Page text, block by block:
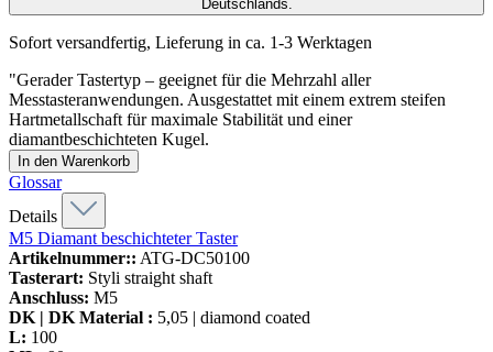
Deutschlands.
Sofort versandfertig, Lieferung in ca. 1-3 Werktagen
"Gerader Tastertyp – geeignet für die Mehrzahl aller
Messtasteranwendungen. Ausgestattet mit einem extrem steifen
Hartmetallschaft für maximale Stabilität und einer
diamantbeschichteten Kugel.
In den Warenkorb
Glossar
Details
M5 Diamant beschichteter Taster
Artikelnummer:: ATG-DC50100
Tasterart: Styli straight shaft
Anschluss: M5
DK | DK Material : 5,05 | diamond coated
L: 100